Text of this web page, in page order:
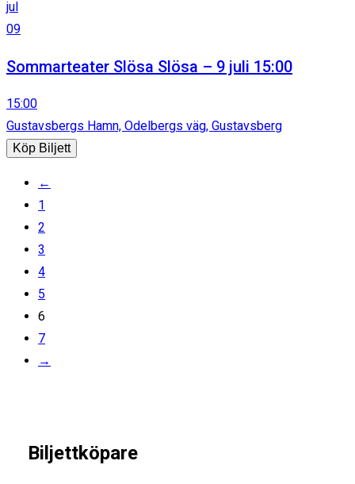
jul
09
Sommarteater Slösa Slösa – 9 juli 15:00
15:00
Gustavsbergs Hamn, Odelbergs väg, Gustavsberg
Köp Biljett
←
1
2
3
4
5
6
7
→
Biljettköpare